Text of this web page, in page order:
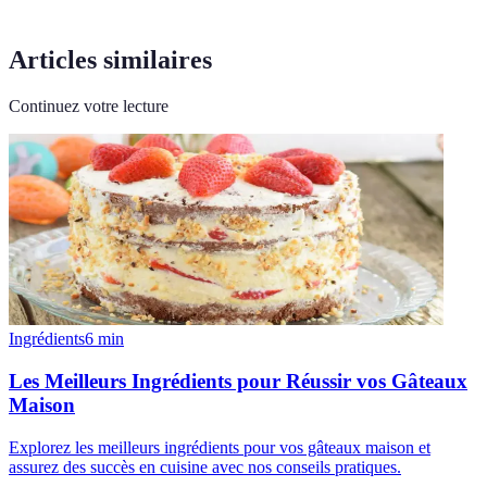
Articles similaires
Continuez votre lecture
Ingrédients6 min
Les Meilleurs Ingrédients pour Réussir vos Gâteaux
Maison
Explorez les meilleurs ingrédients pour vos gâteaux maison et
assurez des succès en cuisine avec nos conseils pratiques.